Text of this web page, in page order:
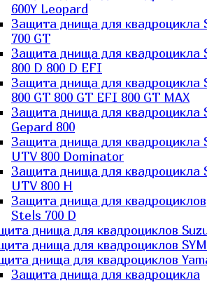
600Y Leopard
Защита днища для квадроцикла
700 GT
Защита днища для квадроцикла
800 D 800 D EFI
Защита днища для квадроцикла
800 GT 800 GT EFI 800 GT MAX
Защита днища для квадроцикла
Gepard 800
Защита днища для квадроцикла
UTV 800 Dominator
Защита днища для квадроцикла
UTV 800 H
Защита днища для квадроциклов
Stels 700 D
днища для квадроциклов
днища для квадроциклов SYM
днища для квадроциклов
Защита днища для квадроцикла